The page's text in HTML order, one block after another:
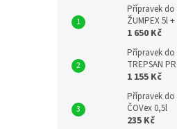
Přípravek do
ŽUMPEX 5l
1 650 Kč
Přípravek do
TREPSAN
1 155 Kč
Přípravek do
ČOVex 0,5l
235 Kč